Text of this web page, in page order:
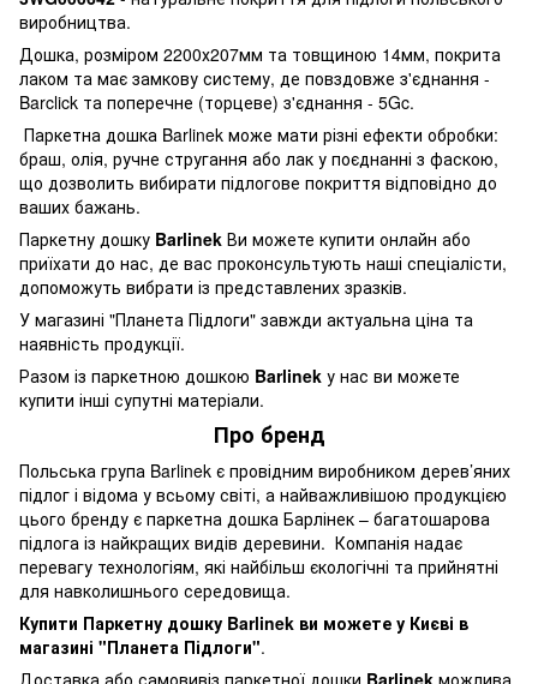
виробництва.
Дошка, розміром 2200х207мм та товщиною 14мм, покрита
лаком та має замкову систему, де повздовже з'єднання -
Barclick та поперечне (торцеве) з'єднання - 5Gc.
Паркетна дошка Barlinek може мати різні ефекти обробки:
браш, олія, ручне стругання або лак у поєднанні з фаскою,
що дозволить вибирати підлогове покриття відповідно до
ваших бажань.
Паркетну дошку Barlinek Ви можете купити онлайн або
приїхати до нас, де вас проконсультують наші спеціалісти,
допоможуть вибрати із представлених зразків.
У магазині "Планета Підлоги" завжди актуальна ціна та
наявність продукції.
Разом із паркетною дошкою Barlinek у нас ви можете
купити інші супутні матеріали.
Про бренд
Польська група Barlinek є провідним виробником дерев’яних
підлог і відома у всьому світі, а найважливішою продукцією
цього бренду є паркетна дошка Барлінек – багатошарова
підлога із найкращих видів деревини. Компанія надає
перевагу технологіям, які найбільш єкологічні та прийнятні
для навколишнього середовища.
Купити Паркетну дошку Barlinek ви можете у Києві в
магазині "Планета Підлоги".
Доставка або самовивіз паркетної дошки Barlinek можлива